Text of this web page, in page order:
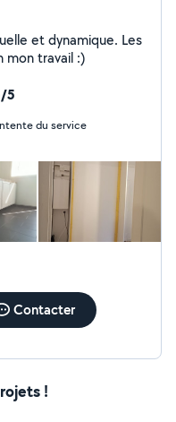
mon travail :)
5
agréable contente du service
Contacter
!